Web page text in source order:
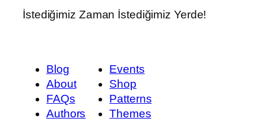
İstediğimiz Zaman İstediğimiz Yerde!
Blog
About
FAQs
Authors
Events
Shop
Patterns
Themes